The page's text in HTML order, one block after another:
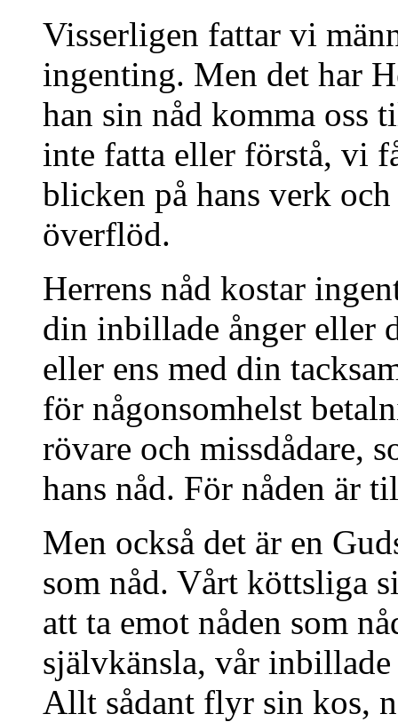
Visserligen fattar vi
ingenting. Men det har
han sin nåd komma oss
inte fatta eller förstå, vi
blicken på hans verk
överflöd.
Herrens nåd kostar
din inbillade ånger eller
eller ens med din
för någonsomhelst
rövare och missdådare,
hans nåd. För nåden är
Men också det är en
som nåd. Vårt köttsliga
att ta emot nåden som
självkänsla, vår
Allt sådant flyr sin kos,